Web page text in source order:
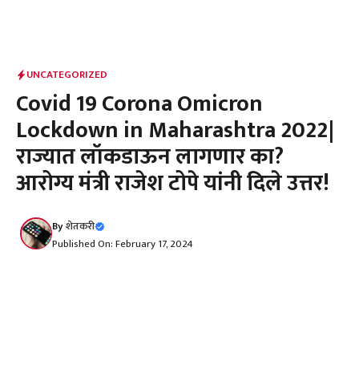
UNCATEGORIZED
Covid 19 Corona Omicron
Lockdown in Maharashtra 2022|
राज्यात लॉकडाऊन लागणार का?
आरोग्य मंत्री राजेश टोपे यांनी दिले उत्तर!
Byशेतकरी
Published On: February 17, 2024